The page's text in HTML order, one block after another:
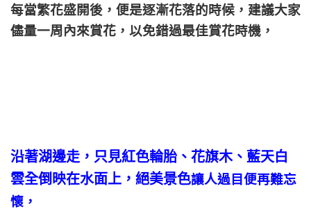
每當繁花盛開後，便是逐漸花落的時候，建議大家
儘量一周內來賞花，以免錯過最佳賞花時機，
沿著湖邊走，只見紅色輪胎、花旗木、藍天白
雲全倒映在水面上，絕美景色讓人過目便再難忘
懷，